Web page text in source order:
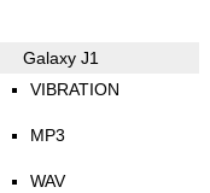
Galaxy J1
VIBRATION
MP3
WAV